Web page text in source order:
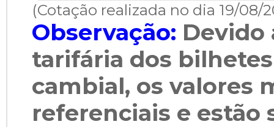
(Cotação realizada no dia 19/08/
Observação: Devido
tarifária dos
cambial, os valores
referenciais e estão